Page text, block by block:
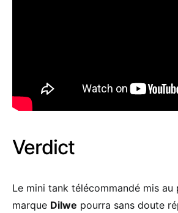
Verdict
Le mini tank télécommandé mis au
marque Dilwe pourra sans doute